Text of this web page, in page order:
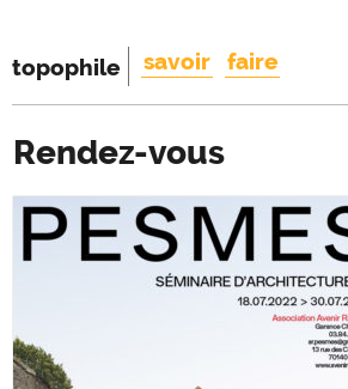
topophile savoir faire
Rendez-vous